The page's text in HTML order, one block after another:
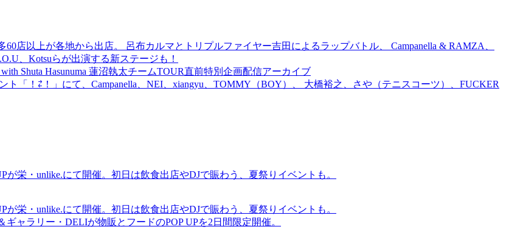
店以上が各地から出店。 呂布カルマとトリプルファイヤー吉田によるラップバトル、 Campanella & RAMZA、
、Kotsuらが出演する新ステージも！
Shuta Hasunuma 蓮沼執太チームTOUR直前特別企画配信アーカイブ
「！⇄！」にて、Campanella、NEI、xiangyu、TOMMY（BOY）、 大橋裕之、さや（テニスコーツ）、FUCKER
栄・unlike.にて開催。初日は飲食出店やDJで賑わう、夏祭りイベントも。
栄・unlike.にて開催。初日は飲食出店やDJで賑わう、夏祭りイベントも。
ャラリー・DELIが物販とフードのPOP UPを2日間限定開催。